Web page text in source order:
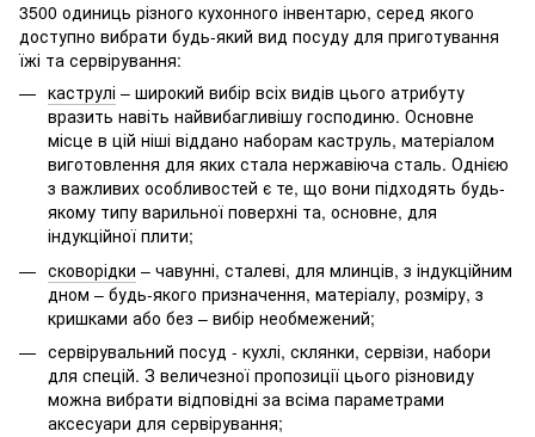
3500 одиниць різного кухонного інвентарю, серед якого
доступно вибрати будь-який вид посуду для приготування
їжі та сервірування:
каструлі – широкий вибір всіх видів цього атрибуту
вразить навіть найвибагливішу господиню. Основне
місце в цій ніші віддано наборам каструль, матеріалом
виготовлення для яких стала нержавіюча сталь. Однією
з важливих особливостей є те, що вони підходять будь-
якому типу варильної поверхні та, основне, для
індукційної плити;
сковорідки – чавунні, сталеві, для млинців, з індукційним
дном – будь-якого призначення, матеріалу, розміру, з
кришками або без – вибір необмежений;
сервірувальний посуд - кухлі, склянки, сервізи, набори
для спецій. З величезної пропозиції цього різновиду
можна вибрати відповідні за всіма параметрами
аксесуари для сервірування;